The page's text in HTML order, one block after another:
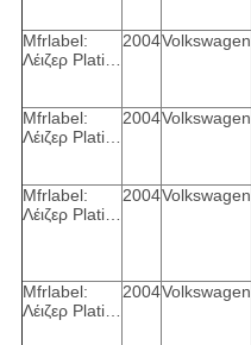
Mfrlabel:
Λέιζερ Plati…
2004Volkswagen
Mfrlabel:
Λέιζερ Plati…
2004Volkswagen
Mfrlabel:
Λέιζερ Plati…
2004Volkswagen
Mfrlabel:
Λέιζερ Plati…
2004Volkswagen